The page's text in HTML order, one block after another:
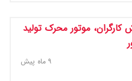
کارگران، موتور محرک تولید
۹ ماه پیش